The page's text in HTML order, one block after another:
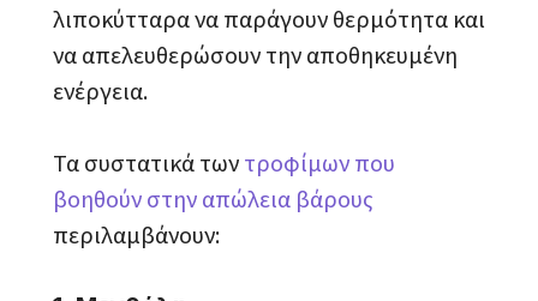
λιποκύτταρα να παράγουν θερμότητα και
να απελευθερώσουν την αποθηκευμένη
ενέργεια.
Τα συστατικά των τροφίμων που
βοηθούν στην απώλεια βάρους
περιλαμβάνουν: